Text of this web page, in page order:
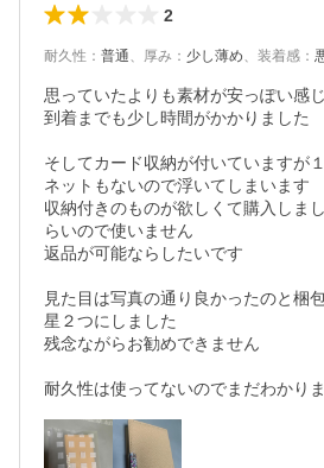
2
耐久性 ： 普通、 厚み ： 少し薄め、 装着感 ：
思っていたよりも素材が安っぽい感
到着までも少し時間がかかりました
そしてカード収納が付いていますが
ネットもないので浮いてしまいます
収納付きのものが欲しくて購入しま
らいので使いません
返品が可能ならしたいです
見た目は写真の通り良かったのと梱
星２つにしました
残念ながらお勧めできません
耐久性は使ってないのでまだわかり